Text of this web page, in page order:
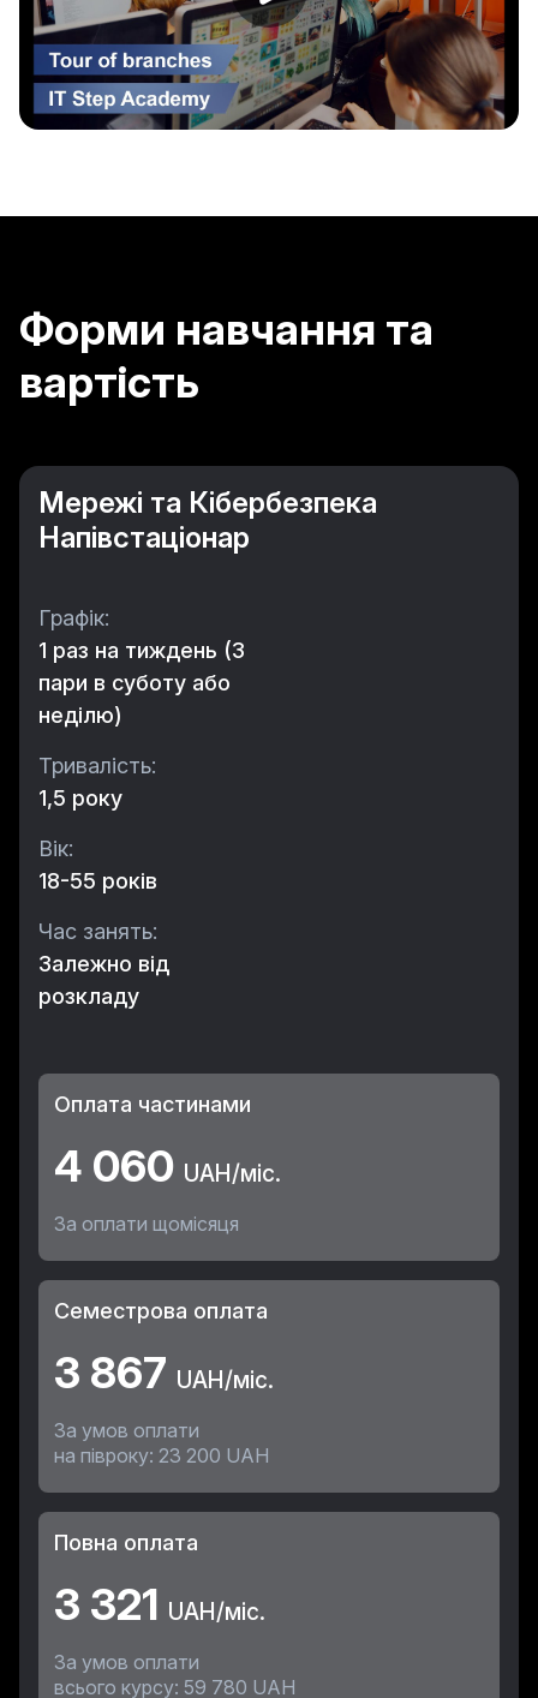
Форми навчання та
вартість
Мережі та Кібербезпека
Напівстаціонар
Графік:
1 раз на тиждень (3
пари в суботу або
неділю)
Тривалість:
1,5 року
Вік:
18-55 років
Час занять:
Залежно від
розкладу
Оплата частинами
4 060 UAH/міс.
За оплати щомісяця
Семестрова оплата
3 867 UAH/міс.
За умов оплати
на півроку: 23 200 UAH
Повна оплата
3 321 UAH/міс.
За умов оплати
всього курсу: 59 780 UAH